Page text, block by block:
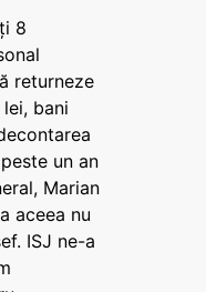
8
returneze
bani
un an
Marian
aceea nu
ISJ ne-a